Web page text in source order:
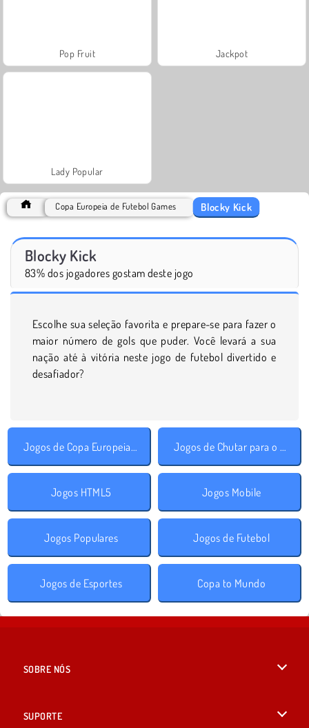
Pop Fruit Jackpot
Lady Popular
Copa Europeia de Futebol Games Blocky Kick
Blocky Kick
83% dos jogadores gostam deste jogo
Escolhe sua seleção favorita e prepare-se para fazer o
maior número de gols que puder. Você levará a sua
nação até à vitória neste jogo de futebol divertido e
desafiador?
Jogos de Copa Europeia de Futebol Jogos de Chutar para o Gol
Jogos HTML5 Jogos Mobile
Jogos Populares Jogos de Futebol
Jogos de Esportes Copa to Mundo
SOBRE NÓS
SUPORTE